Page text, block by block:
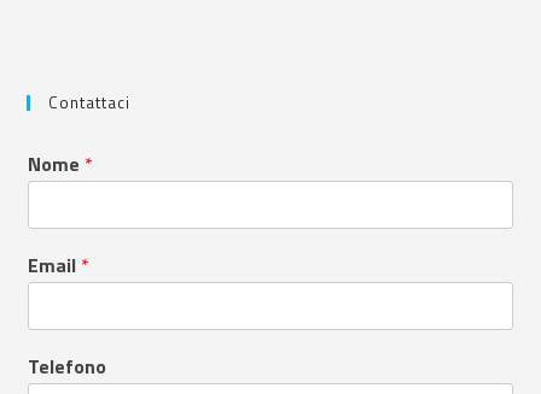
Contattaci
Nome *
Email *
Telefono